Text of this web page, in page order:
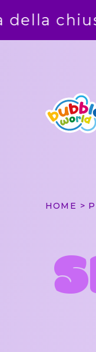
entro
HOME